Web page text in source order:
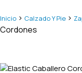
Inicio > Calzado Y Pie >
Cordones